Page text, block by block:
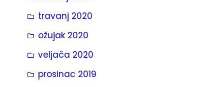
travanj 2020
ožujak 2020
veljača 2020
prosinac 2019